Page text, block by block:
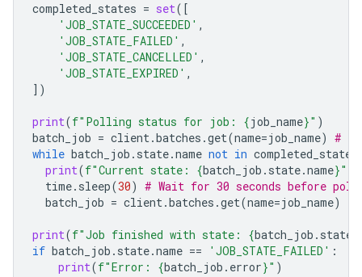
completed_states = set([
'JOB_STATE_SUCCEEDED' ,
'JOB_STATE_FAILED' ,
'JOB_STATE_CANCELLED' ,
'JOB_STATE_EXPIRED' ,
])
print(f"Polling status for job: {job_name}" )
batch_job = client.batches .get(name=job_name) #
while batch_job . state.name not in completed_states
print(f"Current state: {batch_job . state.name}"
time. sleep(30) # Wait for 30 seconds before
batch_job = client.batches .get(name=job_name)
print(f"Job finished with state: {batch_job . state
if batch_job . state.name == 'JOB_STATE_FAILED' :
print(f"Error: {batch_job . error}" )